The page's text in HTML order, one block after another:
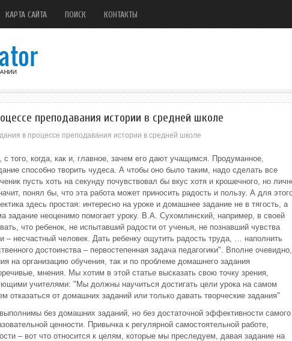
КАРТА САЙТА ПОИСК КОНТАКТЫ
преподавания истории в средней школе
в процессе преподавания истории в средней школе
того, когда, как и, главное, зачем его дают учащимся. Продуманное,
способно творить чудеса. А чтобы оно было таким, надо сделать все
пусть хоть на секунду почувствовал бы вкус хотя и крошечного, но
понял бы, что эта работа может приносить радость и пользу. А для
здесь простая: интересно на уроке и домашнее задание не в тягость, а
задание неоценимо помогает уроку. В.А. Сухомлинский, например, в своей
что ребенок, не испытавший радости от ученья, не познавший чувства
– несчастный человек. Дать ребенку ощутить радость труда, … наполнить
достоинства – первостепенная задача педагогики". Вполне очевидно,
на организацию обучения, так и по проблеме домашнего задания
мнения. Мы хотим в этой статье высказать свою точку зрения,
учителями: "Мы должны научиться достигать цели урока на самом
отказаться от домашних заданий или только давать творческие задания"
без домашних заданий, но без достаточной эффективности самого
ценности. Привычка к регулярной самостоятельной работе,
– вот что относится к целям, которые мы преследуем, давая задание на